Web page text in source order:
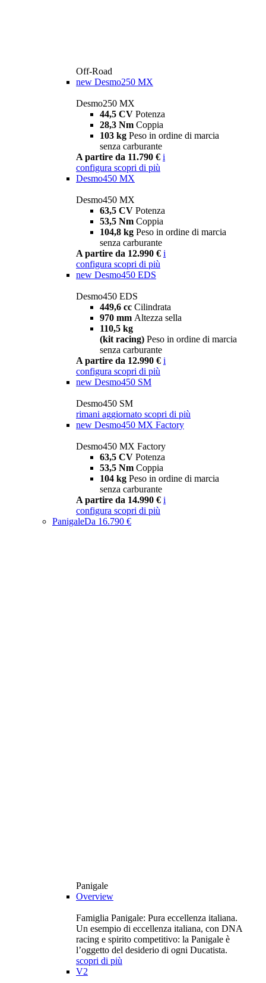
Off-Road
new Desmo250 MX
Desmo250 MX
44,5 CV Potenza
28,3 Nm Coppia
103 kg Peso in ordine di marcia
senza carburante
A partire da 11.790 € i
configura scopri di più
Desmo450 MX
Desmo450 MX
63,5 CV Potenza
53,5 Nm Coppia
104,8 kg Peso in ordine di marcia
senza carburante
A partire da 12.990 € i
configura scopri di più
new Desmo450 EDS
Desmo450 EDS
449,6 cc Cilindrata
970 mm Altezza sella
110,5 kg
(kit racing) Peso in ordine di marcia
senza carburante
A partire da 12.990 € i
configura scopri di più
new Desmo450 SM
Desmo450 SM
rimani aggiornato scopri di più
new Desmo450 MX Factory
Desmo450 MX Factory
63,5 CV Potenza
53,5 Nm Coppia
104 kg Peso in ordine di marcia
senza carburante
A partire da 14.990 € i
configura scopri di più
PanigaleDa 16.790 €
Panigale
Overview
Famiglia Panigale: Pura eccellenza italiana.
Un esempio di eccellenza italiana, con DNA
racing e spirito competitivo: la Panigale è
l’oggetto del desiderio di ogni Ducatista.
scopri di più
V2